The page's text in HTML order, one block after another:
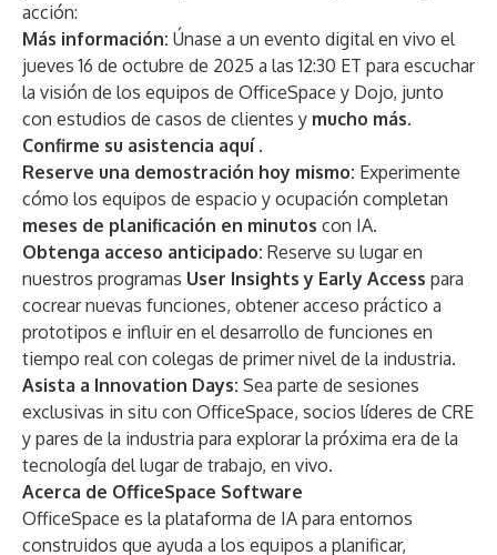
acción:
Más información: Únase a un evento digital en vivo el
jueves 16 de octubre de 2025 a las 12:30 ET para escuchar
la visión de los equipos de OfficeSpace y Dojo, junto
con estudios de casos de clientes y mucho más.
Confirme su asistencia aquí .
Reserve una demostración hoy mismo: Experimente
cómo los equipos de espacio y ocupación completan
meses de planificación en minutos con IA.
Obtenga acceso anticipado: Reserve su lugar en
nuestros programas User Insights y Early Access para
cocrear nuevas funciones, obtener acceso práctico a
prototipos e influir en el desarrollo de funciones en
tiempo real con colegas de primer nivel de la industria.
Asista a Innovation Days: Sea parte de sesiones
exclusivas in situ con OfficeSpace, socios líderes de CRE
y pares de la industria para explorar la próxima era de la
tecnología del lugar de trabajo, en vivo.
Acerca de OfficeSpace Software
OfficeSpace es la plataforma de IA para entornos
construidos que ayuda a los equipos a planificar,